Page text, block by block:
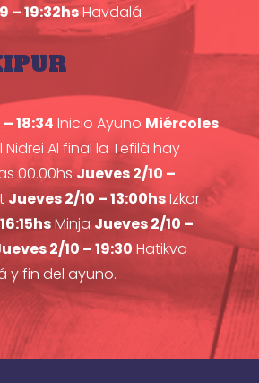
– 19:32hsHavdalá
18:34 Inicio Ayuno Miércoles
Nidrei Al final la Tefilà hay
00.00hsJueves 2/10 –
Jueves 2/10 – 13:00hsIzkor
Minja Jueves 2/10 –
2/10 – 19:30 Hatikva
y fin del ayuno.